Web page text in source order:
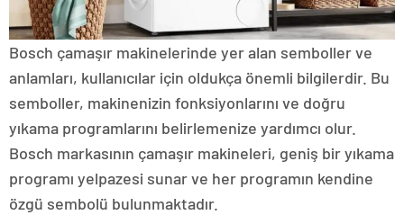
Bosch çamaşır makinelerinde yer alan semboller ve
anlamları, kullanıcılar için oldukça önemli bilgilerdir. Bu
semboller, makinenizin fonksiyonlarını ve doğru
yıkama programlarını belirlemenize yardımcı olur.
Bosch markasının çamaşır makineleri, geniş bir yıkama
programı yelpazesi sunar ve her programın kendine
özgü sembolü bulunmaktadır.